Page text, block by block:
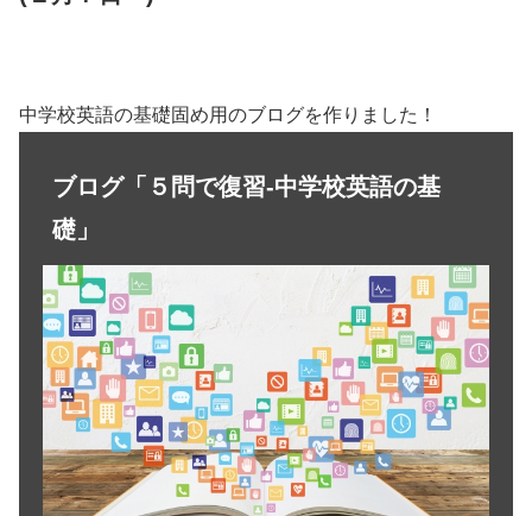
中学校英語の基礎固め用のブログを作りました！
ブログ「５問で復習-中学校英語の基
礎」